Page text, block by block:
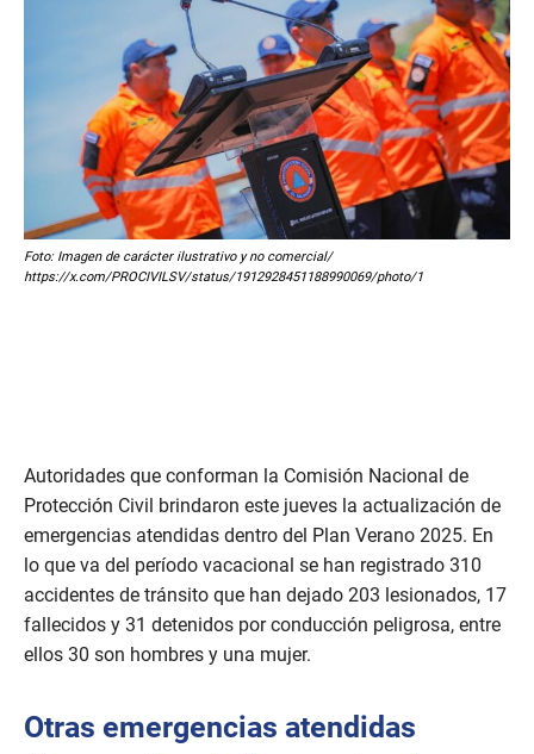
Foto: Imagen de carácter ilustrativo y no comercial/
https://x.com/PROCIVILSV/status/1912928451188990069/photo/1
Autoridades que conforman la Comisión Nacional de
Protección Civil brindaron este jueves la actualización de
emergencias atendidas dentro del Plan Verano 2025. En
lo que va del período vacacional se han registrado 310
accidentes de tránsito que han dejado 203 lesionados, 17
fallecidos y 31 detenidos por conducción peligrosa, entre
ellos 30 son hombres y una mujer.
Otras emergencias atendidas